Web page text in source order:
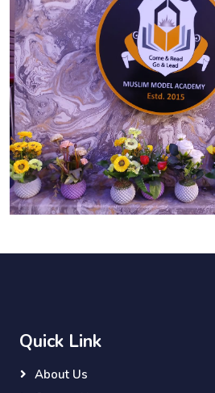
Quick Link
About Us